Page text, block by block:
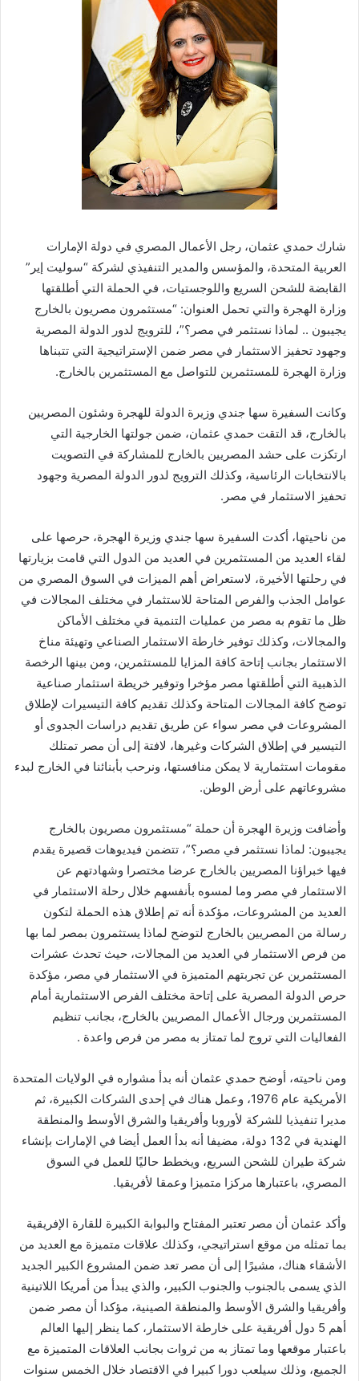
شارك حمدي عثمان، رجل الأعمال المصري في دولة الإمارات
العربية المتحدة، والمؤسس والمدير التنفيذي لشركة “سوليت إير”
القابضة للشحن السريع واللوجستيات، في الحملة التي أطلقتها
وزارة الهجرة والتي تحمل العنوان: “مستثمرون مصريون بالخارج
يجيبون .. لماذا نستثمر في مصر؟”، للترويج لدور الدولة المصرية
وجهود تحفيز الاستثمار في مصر ضمن الإستراتيجية التي تتبناها
وزارة الهجرة للمستثمرين للتواصل مع المستثمرين بالخارج.
وكانت السفيرة سها جندي وزيرة الدولة للهجرة وشئون المصريين
بالخارج، قد التقت حمدي عثمان، ضمن جولتها الخارجية التي
ارتكزت على حشد المصريين بالخارج للمشاركة في التصويت
بالانتخابات الرئاسية، وكذلك الترويج لدور الدولة المصرية وجهود
تحفيز الاستثمار في مصر.
من ناحيتها، أكدت السفيرة سها جندي وزيرة الهجرة، حرصها على
لقاء العديد من المستثمرين في العديد من الدول التي قامت بزيارتها
في رحلتها الأخيرة، لاستعراض أهم الميزات في السوق المصري من
عوامل الجذب والفرص المتاحة للاستثمار في مختلف المجالات في
ظل ما تقوم به مصر من عمليات التنمية في مختلف الأماكن
والمجالات، وكذلك توفير خارطة الاستثمار الصناعي وتهيئة مناخ
الاستثمار بجانب إتاحة كافة المزايا للمستثمرين، ومن بينها الرخصة
الذهبية التي أطلقتها مصر مؤخرا وتوفير خريطة استثمار صناعية
توضح كافة المجالات المتاحة وكذلك تقديم كافة التيسيرات لإطلاق
المشروعات في مصر سواء عن طريق تقديم دراسات الجدوى أو
التيسير في إطلاق الشركات وغيرها، لافتة إلى أن مصر تمتلك
مقومات استثمارية لا يمكن منافستها، ونرحب بأبنائنا في الخارج لبدء
مشروعاتهم على أرض الوطن.
وأضافت وزيرة الهجرة أن حملة “مستثمرون مصريون بالخارج
يجيبون: لماذا نستثمر في مصر؟”، تتضمن فيديوهات قصيرة يقدم
فيها خبراؤنا المصريين بالخارج عرضا مختصرا وشهادتهم عن
الاستثمار في مصر وما لمسوه بأنفسهم خلال رحلة الاستثمار في
العديد من المشروعات، مؤكدة أنه تم إطلاق هذه الحملة لتكون
رسالة من المصريين بالخارج لتوضح لماذا يستثمرون بمصر لما بها
من فرص الاستثمار في العديد من المجالات، حيث تحدث عشرات
المستثمرين عن تجربتهم المتميزة في الاستثمار في مصر، مؤكدة
حرص الدولة المصرية على إتاحة مختلف الفرص الاستثمارية أمام
المستثمرين ورجال الأعمال المصريين بالخارج، بجانب تنظيم
الفعاليات التي تروج لما تمتاز به مصر من فرص واعدة .
ومن ناحيته، أوضح حمدي عثمان أنه بدأ مشواره في الولايات المتحدة
الأمريكية عام 1976، وعمل هناك في إحدى الشركات الكبيرة، ثم
مديرا تنفيذيا للشركة لأوروبا وأفريقيا والشرق الأوسط والمنطقة
الهندية في 132 دولة، مضيفا أنه بدأ العمل أيضا في الإمارات بإنشاء
شركة طيران للشحن السريع، ويخطط حاليًا للعمل في السوق
المصري، باعتبارها مركزا متميزا وعمقا لأفريقيا.
وأكد عثمان أن مصر تعتبر المفتاح والبوابة الكبيرة للقارة الإفريقية
بما تمثله من موقع استراتيجي، وكذلك علاقات متميزة مع العديد من
الأشقاء هناك، مشيرًا إلى أن مصر تعد ضمن المشروع الكبير الجديد
الذي يسمى بالجنوب والجنوب الكبير، والذي يبدأ من أمريكا اللاتينية
وأفريقيا والشرق الأوسط والمنطقة الصينية، مؤكدا أن مصر ضمن
أهم 5 دول أفريقية على خارطة الاستثمار، كما ينظر إليها العالم
باعتبار موقعها وما تمتاز به من ثروات بجانب العلاقات المتميزة مع
الجميع، وذلك سيلعب دورا كبيرا في الاقتصاد خلال الخمس سنوات